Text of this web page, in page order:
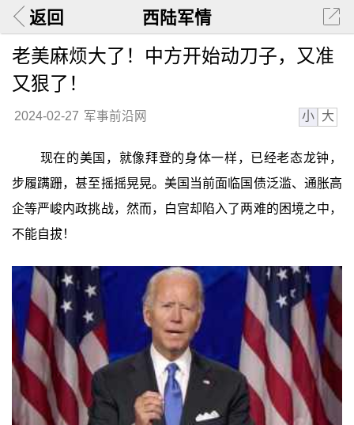
返回 西陆军情
老美麻烦大了！中方开始动刀子，又准
又狠了！
2024-02-27 军事前沿网 小 大
现在的美国，就像拜登的身体一样，已经老态龙钟，
步履蹒跚，甚至摇摇晃晃。美国当前面临国债泛滥、通胀高
企等严峻内政挑战，然而，白宫却陷入了两难的困境之中，
不能自拔！